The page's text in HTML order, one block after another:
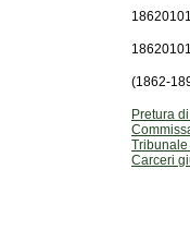
(1862-
Pretura
Carceri